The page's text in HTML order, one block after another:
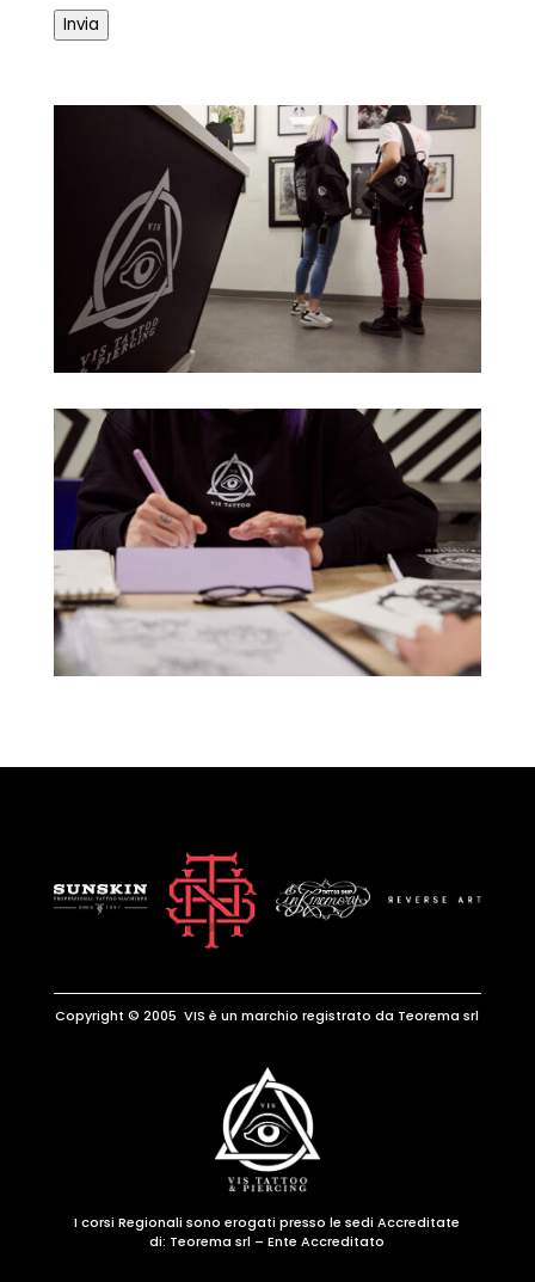
Invia
Copyright © 2005 VIS è un marchio registrato da Teorema srl
I corsi Regionali sono erogati presso le sedi Accreditate
di: Teorema srl – Ente Accreditato